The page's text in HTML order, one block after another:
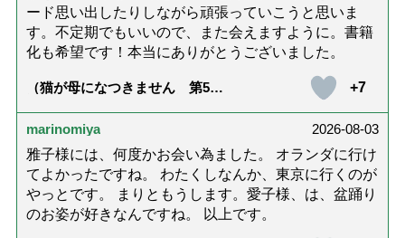
ード思い出したりしながら頑張っていこうと思いま
す。不定期でもいいので、また会えますように。書籍
化も希望です！本当にありがとうございました。
（猫が母になつきません 第500
+7
marinomiya
2026-08-03
雅子様には、何度かお会い為ました。 オランダに行け
てよかったですね。 わたくしなんか、東京に行くのが
やっとです。 まりともうします。愛子様、は、盆踊り
のお姿が好きなんですね。 以上です。